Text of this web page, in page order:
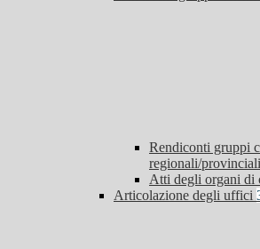
Rendiconti gruppi
regionali/provinciali
Atti degli organi di
Articolazione degli uffici